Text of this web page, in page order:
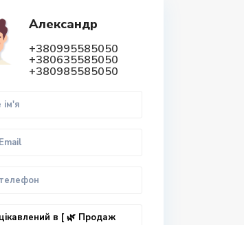
Александр
+380995585050
+380635585050
+380985585050